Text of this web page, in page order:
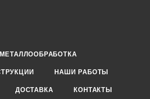
МЕТАЛЛООБРАБОТКА
НАШИ РАБОТЫ
ДОСТАВКА КОНТАКТЫ